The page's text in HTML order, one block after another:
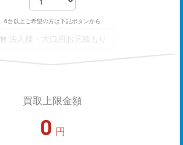
6台以上ご希望の方は下記ボタンから
法人様・大口用お見積もり
買取上限金額
0 円